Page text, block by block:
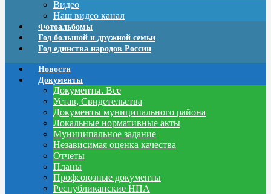
Видео
Наш видео канал
Фотоальбомы
Год большой и дружной семьи
Год единства народов России
Новости
Документы
Документы. Все
Устав, Свидетельства
Документы муниципального района
Локальные нормативные акты
Муниципальное задание
Независимая оценка качества
Отчеты
Планы
Профсоюзные документы
Республиканские НПА